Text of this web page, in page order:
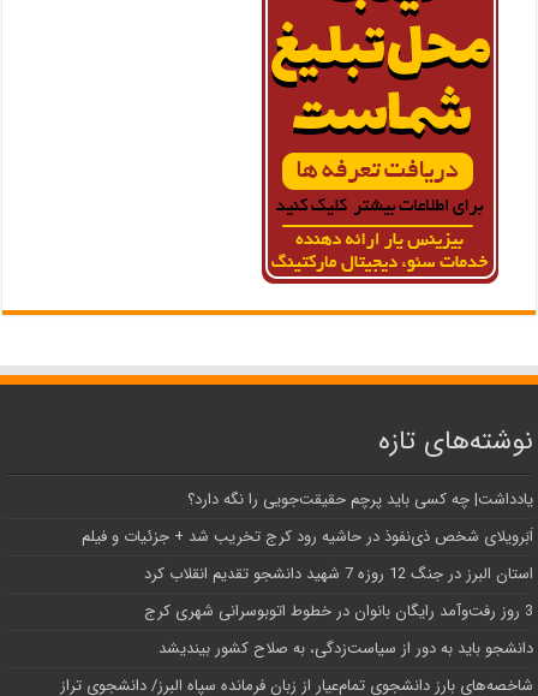
نوشته‌های تازه
یادداشت| ‌چه کسی باید پرچم حقیقت‌جویی را نگه دارد؟
اَبَر‌ویلای شخص ذی‌نفوذ در حاشیه‌ رود کرج تخریب شد + جزئیات و فیلم
استان البرز در جنگ 12 روزه 7 شهید دانشجو تقدیم انقلاب کرد
3 روز رفت‌وآمد رایگان بانوان در خطوط اتوبوسرانی شهری کرج
دانشجو باید به دور از سیاست‌زدگی، به صلاح کشور بیندیشد
شاخصه‌های بارز دانشجوی تمام‌عیار از زبان فرمانده سپاه البرز/ دانشجوی تراز